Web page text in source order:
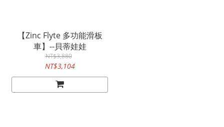
【Zinc Flyte 多功能滑板
車】--貝蒂娃娃
NT$3,880
NT$3,104